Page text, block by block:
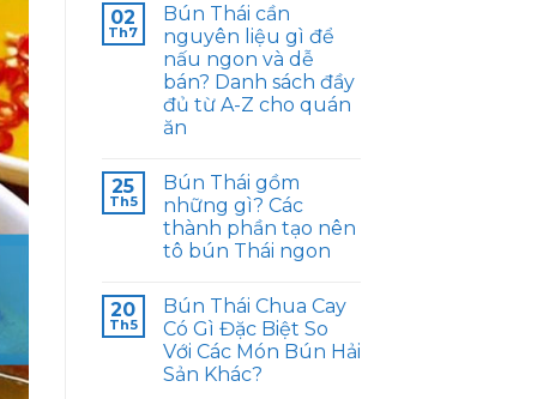
02
Th7
Bún Thái cần
nguyên liệu gì để
nấu ngon và dễ
bán? Danh sách đầy
đủ từ A-Z cho quán
ăn
25
Th5
Bún Thái gồm
những gì? Các
thành phần tạo nên
tô bún Thái ngon
20
Th5
Bún Thái Chua Cay
Có Gì Đặc Biệt So
Với Các Món Bún Hải
Sản Khác?